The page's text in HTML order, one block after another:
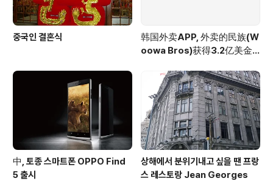
중국인 결혼식
韩国外卖APP, 外卖的民族(W
oowa Bros)获得3.2亿美金
中, 토종 스마트폰 OPPO Find
5 출시
상해에서 분위기내고 싶을 땐 프랑
스 레스토랑 Jean Georges